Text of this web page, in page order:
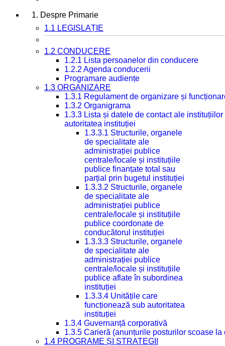
1. Despre Primarie
1.1 LEGISLAȚIE
1.2 CONDUCERE
1.2.1 Lista persoanelor din conducere
1.2.2 Agenda conducerii
Programare audiențe
1.3 ORGANIZARE
1.3.1 Regulament de organizare și
1.3.2 Organigrama
1.3.3 Lista și datele de contact ale
autoritatea instituției
1.3.3.1 Structurile, organele
de specialitate ale
administrației publice
centrale/locale și instituțiile
publice finanțate total sau
parțial prin bugetul instituției
1.3.3.2 Structurile, organele
de specialitate ale
administrației publice
centrale/locale și instituțiile
publice coordonate de
conducătorul instituției
1.3.3.3 Structurile, organele
de specialitate ale
administrației publice
centrale/locale și instituțiile
publice aflate în subordinea
instituției
1.3.3.4 Unitățile care
funcționează sub autoritatea
instituției
1.3.4 Guvernanță corporativă
1.3.5 Carieră (anunțurile posturilor scoase la
1.4 PROGRAME ȘI STRATEGII